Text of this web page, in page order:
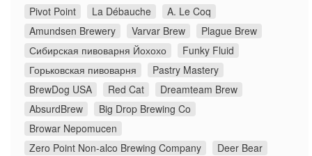
Pivot Point
La Débauche
A. Le Coq
Amundsen Brewery
Varvar Brew
Plague Brew
Сибирская пивоварня Йохохо
Funky Fluid
Горьковская пивоварня
Pastry Mastery
BrewDog USA
Red Cat
Dreamteam Brew
AbsurdBrew
Big Drop Brewing Co
Browar Nepomucen
Zero Point Non-alco Brewing Company
Deer Bear